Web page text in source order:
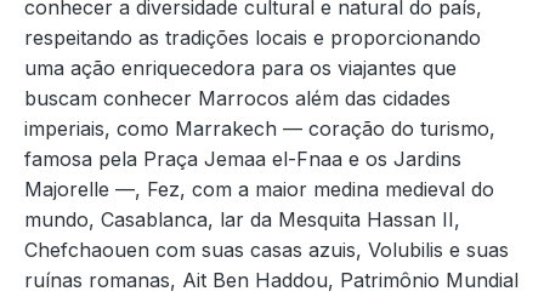
conhecer a diversidade cultural e natural do país,
respeitando as tradições locais e proporcionando
uma ação enriquecedora para os viajantes que
buscam conhecer Marrocos além das cidades
imperiais, como Marrakech — coração do turismo,
famosa pela Praça Jemaa el-Fnaa e os Jardins
Majorelle —, Fez, com a maior medina medieval do
mundo, Casablanca, lar da Mesquita Hassan II,
Chefchaouen com suas casas azuis, Volubilis e suas
ruínas romanas, Ait Ben Haddou, Patrimônio Mundial